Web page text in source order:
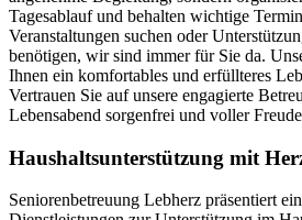
Tagesablauf und behalten wichtige
Veranstaltungen suchen oder
benötigen, wir sind immer für Sie da.
Ihnen ein komfortables und erfüllteres
Vertrauen Sie auf unsere engagierte
Lebensabend sorgenfrei und voller
Haushalts­unterstützung mit
Seniorenbetreuung Lebherz präsentiert